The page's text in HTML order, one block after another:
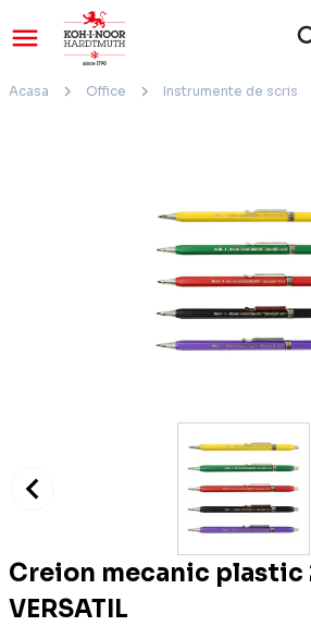
Acasa Office Instrumente de scris
Creion mecanic plastic
VERSATIL